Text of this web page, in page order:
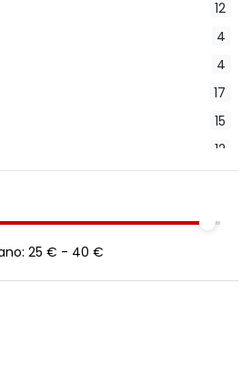
12
4
4
17
15
12
13
25 € - 40 €